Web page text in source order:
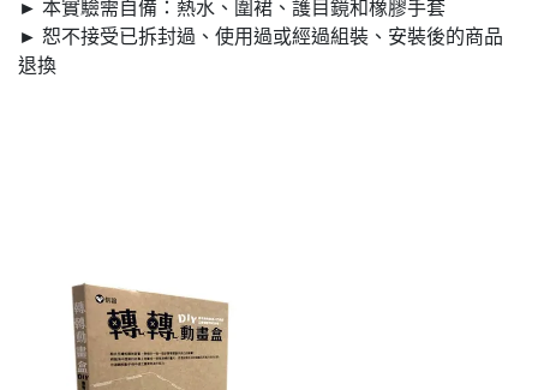
► 本實驗需自備：熱水、圍裙、護目鏡和橡膠手套
► 恕不接受已拆封過、使用過或經過組裝、安裝後的商品
退換